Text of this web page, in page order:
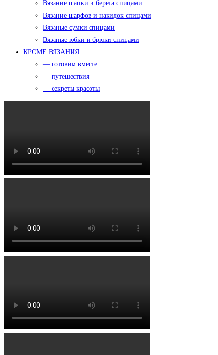
Вязание шапки и берета спицами
Вязание шарфов и накидок спицами
Вязаные сумки спицами
Вязаные юбки и брюки спицами
КРОМЕ ВЯЗАНИЯ
— готовим вместе
— путешествия
— секреты красоты